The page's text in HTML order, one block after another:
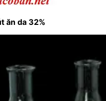
ăn da 32%